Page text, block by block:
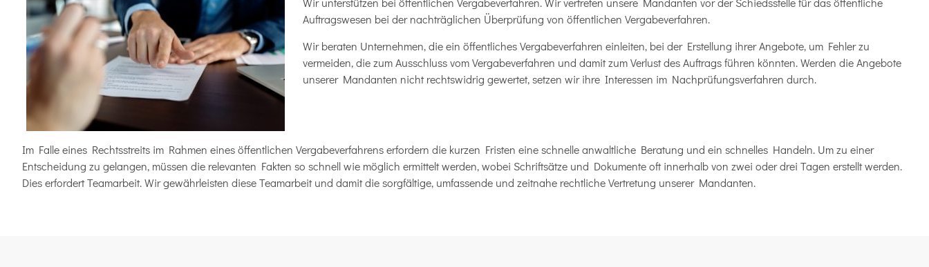
Auftragswesen bei der nachträglichen Überprüfung von öffentlichen Vergabeverfahren.
Wir beraten Unternehmen, die ein öffentliches Vergabeverfahren einleiten, bei der Erstellung ihrer Angebote, um Fehler zu
vermeiden, die zum Ausschluss vom Vergabeverfahren und damit zum Verlust des Auftrags führen könnten. Werden die Angebote
unserer Mandanten nicht rechtswidrig gewertet, setzen wir ihre Interessen im Nachprüfungsverfahren durch.
Im Falle eines Rechtsstreits im Rahmen eines öffentlichen Vergabeverfahrens erfordern die kurzen Fristen eine schnelle anwaltliche Beratung und ein schnelles Handeln. Um zu einer
Entscheidung zu gelangen, müssen die relevanten Fakten so schnell wie möglich ermittelt werden, wobei Schriftsätze und Dokumente oft innerhalb von zwei oder drei Tagen erstellt werden.
Dies erfordert Teamarbeit. Wir gewährleisten diese Teamarbeit und damit die sorgfältige, umfassende und zeitnahe rechtliche Vertretung unserer Mandanten.